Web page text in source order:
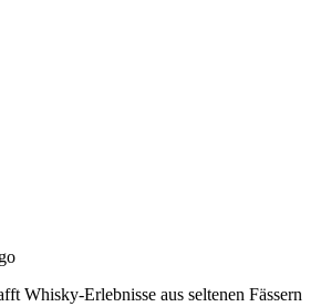
Whisky-Erlebnisse aus seltenen Fässern